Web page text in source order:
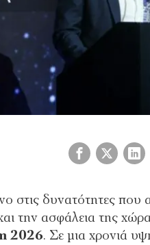
στις δυνατότητες που
την ασφάλεια της
2026. Σε μια χρονιά